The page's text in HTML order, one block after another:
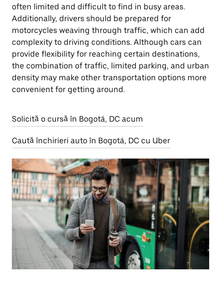
often limited and difficult to find in busy areas.
Additionally, drivers should be prepared for
motorcycles weaving through traffic, which can add
complexity to driving conditions. Although cars can
provide flexibility for reaching certain destinations,
the combination of traffic, limited parking, and urban
density may make other transportation options more
convenient for getting around.
Solicită o cursă în Bogotá, DC acum
Caută închirieri auto în Bogotá, DC cu Uber